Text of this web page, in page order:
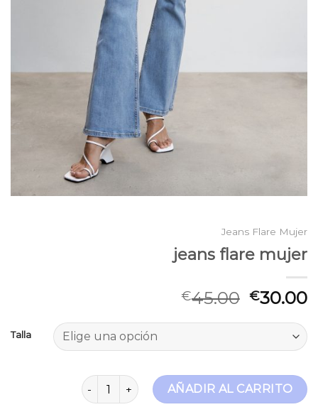
Jeans Flare Mujer
jeans flare mujer
€45.00 €30.00
Talla
jeans flare mujer cantidadAÑADIR AL CARRITO